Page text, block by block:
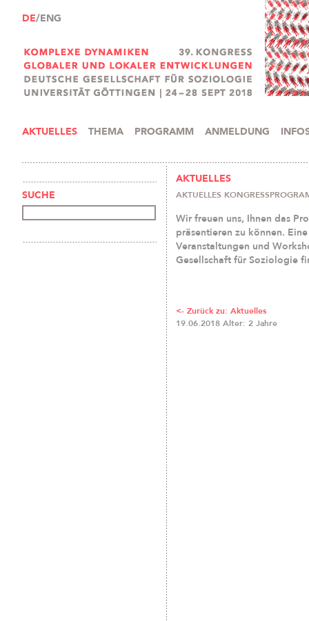
DE/ENG
AKTUELLES THEMA PROGRAMM ANMELDUNG
SUCHE
AKTUELLES
AKTUELLES
Wir freuen uns, Ihnen das
präsentieren zu können.
Veranstaltungen und
Gesellschaft für Soziologie
<- Zurück zu: Aktuelles
19.06.2018 Alter: 2 Jahre